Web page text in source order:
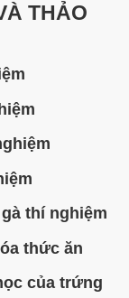
THẢO
thí nghiệm
thức ăn
của trứng